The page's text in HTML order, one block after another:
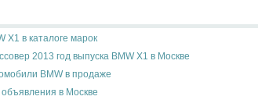
X1 в каталоге марок
2013 год выпуска BMW X1 в Москве
BMW в продаже
объявления в Москве